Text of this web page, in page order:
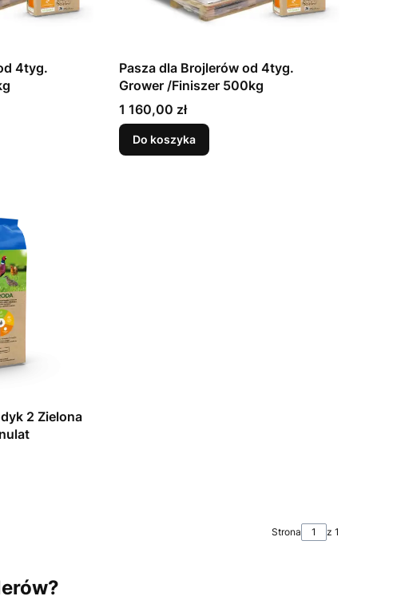
4tyg.
Pasza dla Brojlerów od 4tyg.
Grower /Finiszer 500kg
Cena
1 160,00 zł
Do koszyka
2 Zielona
Strona z 1